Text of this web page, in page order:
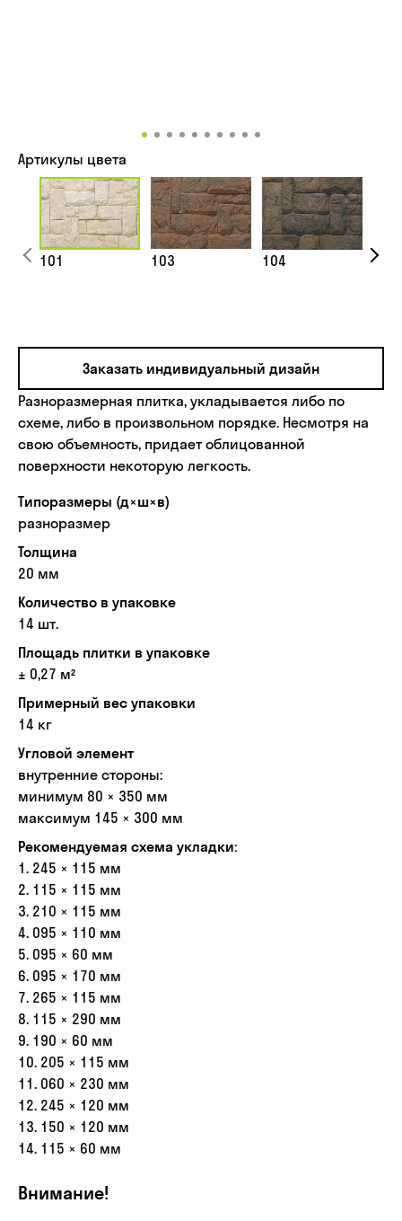
Артикулы цвета
101 103 104 106
Заказать индивидуальный дизайн
Разноразмерная плитка, укладывается либо по
схеме, либо в произвольном порядке. Несмотря на
свою объемность, придает облицованной
поверхности некоторую легкость.
Типоразмеры (д×ш×в)
разноразмер
Толщина
20 мм
Количество в упаковке
14 шт.
Площадь плитки в упаковке
± 0,27 м²
Примерный вес упаковки
14 кг
Угловой элемент
внутренние стороны:
минимум 80 × 350 мм
максимум 145 × 300 мм
Рекомендуемая схема укладки:
1. 245 × 115 мм
2. 115 × 115 мм
3. 210 × 115 мм
4. 095 × 110 мм
5. 095 × 60 мм
6. 095 × 170 мм
7. 265 × 115 мм
8. 115 × 290 мм
9. 190 × 60 мм
10. 205 × 115 мм
11. 060 × 230 мм
12. 245 × 120 мм
13. 150 × 120 мм
14. 115 × 60 мм
Внимание!